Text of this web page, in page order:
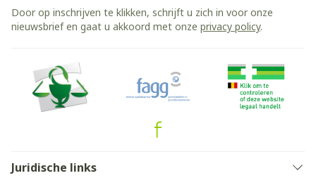
Door op inschrijven te klikken, schrijft u zich in voor onze
nieuwsbrief en gaat u akkoord met onze privacy policy.
Juridische links